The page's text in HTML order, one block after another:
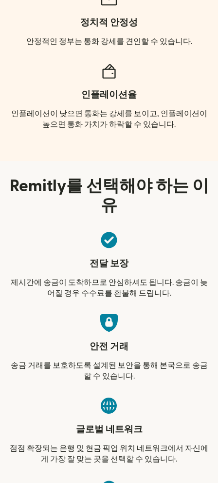
정치적 안정성
안정적인 정부는 통화 강세를 견인할 수 있습니다.
인플레이션율
인플레이션이 낮으면 통화는 강세를 보이고, 인플레이션이
높으면 통화 가치가 하락할 수 있습니다.
Remitly를 선택해야 하는 이
유
전달 보장
제시간에 송금이 도착하므로 안심하셔도 됩니다. 송금이 늦
어질 경우 수수료를 환불해 드립니다.
안전 거래
송금 거래를 보호하도록 설계된 보안을 통해 본국으로 송금
할 수 있습니다.
글로벌 네트워크
점점 확장되는 은행 및 현금 픽업 위치 네트워크에서 자신에
게 가장 잘 맞는 곳을 선택할 수 있습니다.